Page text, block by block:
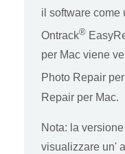
il software come
Ontrack®
per Mac viene
Photo Repair
Repair per Mac.
Nota: la
visualizzare un'